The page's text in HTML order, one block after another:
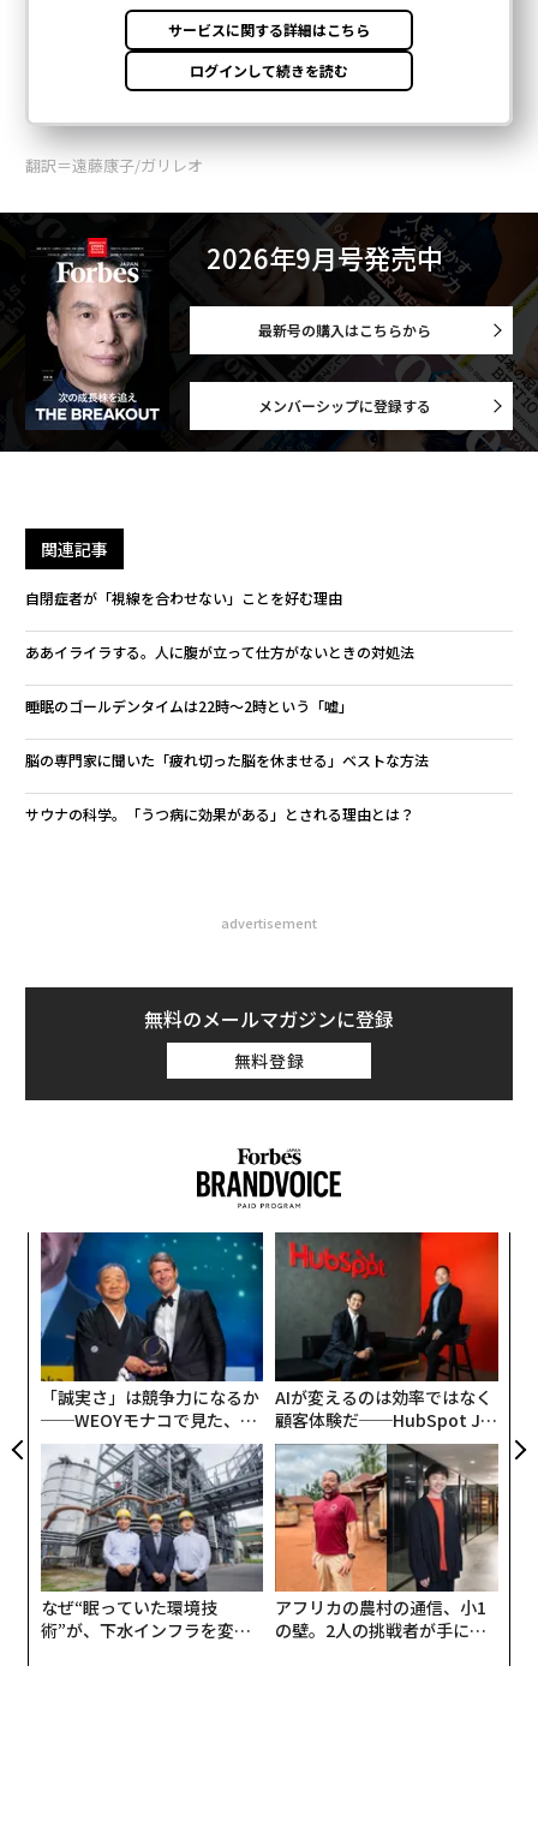
翻訳＝遠藤康子/ガリレオ
2026年9月号発売中
最新号の購入はこちらから
メンバーシップに登録する
関連記事
自閉症者が「視線を合わせない」ことを好む理由
ああイライラする。人に腹が立って仕方がないときの対処法
睡眠のゴールデンタイムは22時〜2時という「嘘」
脳の専門家に聞いた「疲れ切った脳を休ませる」ベストな方法
サウナの科学。「うつ病に効果がある」とされる理由とは？
advertisement
無料のメールマガジンに登録
無料登録
「誠実さ」は競争力になるか
──WEOYモナコで見た、く
ら寿司の経営哲学
AIが変えるのは効率ではなく
顧客体験だ──HubSpot Ja
panが語る「Grow Better」
な組織のつくり方
なぜ“眠っていた環境技
術”が、下水インフラを変え
アフリカの農村の通信、小1
の壁。2人の挑戦者が手にし